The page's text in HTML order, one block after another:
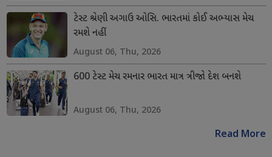
ટેસ્ટ શ્રેણી અગાઉ ઓસિ. ભારતમાં કોઈ અભ્યાસ મેચ
રમશે નહીં
August 06, Thu, 2026
600 ટેસ્ટ મેચ રમનાર ભારત માત્ર ત્રીજો દેશ બનશે
August 06, Thu, 2026
Read More